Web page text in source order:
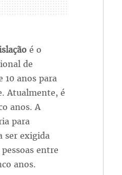
é o
de
10 anos para
Atualmente, é
anos. A
para
ser exigida
entre
anos.